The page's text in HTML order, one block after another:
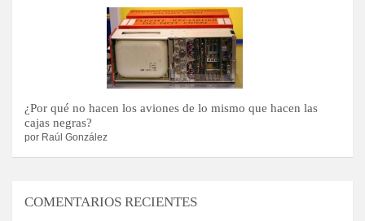
¿Por qué no hacen los aviones de lo mismo que hacen las
cajas negras?
por Raúl González
COMENTARIOS RECIENTES